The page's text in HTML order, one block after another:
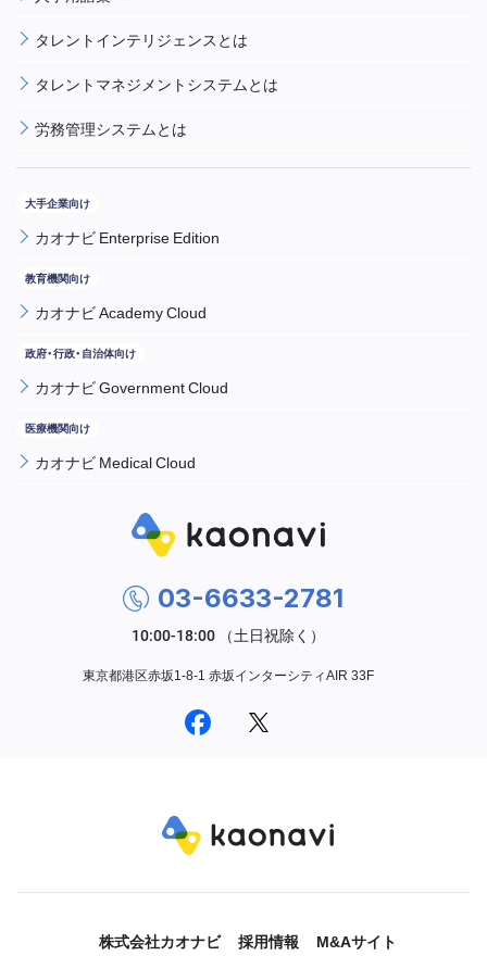
タレントインテリジェンスとは
タレントマネジメントシステムとは
労務管理システムとは
カオナビ Enterprise Edition
カオナビ Academy Cloud
カオナビ Government Cloud
カオナビ Medical Cloud
03-6633-2781
東京都港区赤坂1-8-1 赤坂インターシティAIR 33F
株式会社カオナビ 採用情報 M&Aサイト